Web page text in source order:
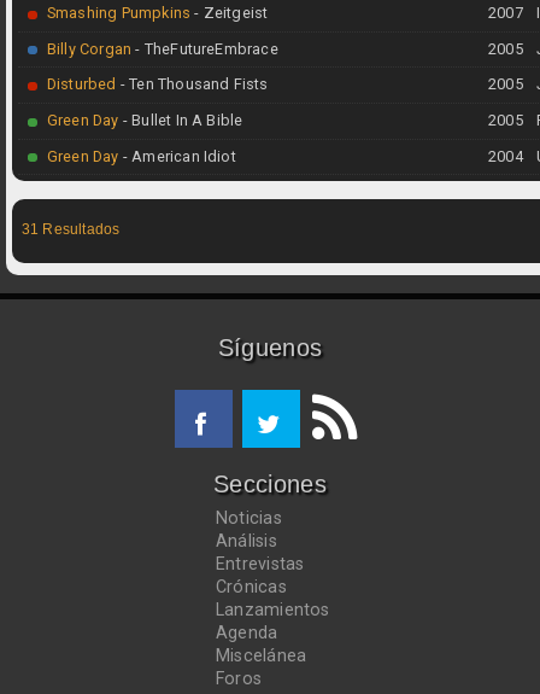
Smashing Pumpkins - Zeitgeist
2007
Billy Corgan - TheFutureEmbrace
2005
Disturbed - Ten Thousand Fists
2005
Green Day - Bullet In A Bible
2005
Green Day - American Idiot 2004
31 Resultados
Síguenos
Secciones
Noticias
Análisis
Entrevistas
Crónicas
Lanzamientos
Agenda
Miscelánea
Foros